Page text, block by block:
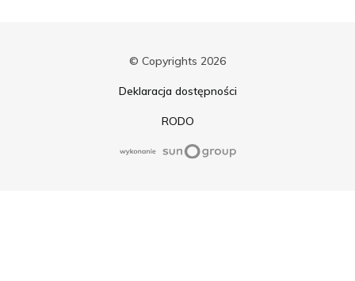
© Copyrights 2026
Deklaracja dostępności
RODO